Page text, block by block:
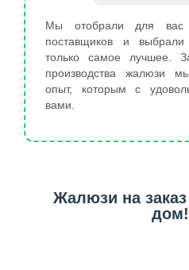
Мы отобрали для вас
поставщиков и
только самое лучшее.
производства жалюзи
опыт, которым с
вами.
Жалюзи на
дом!